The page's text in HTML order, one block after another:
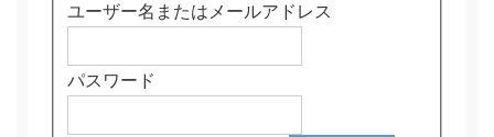
ユーザー名またはメールアドレス
パスワード